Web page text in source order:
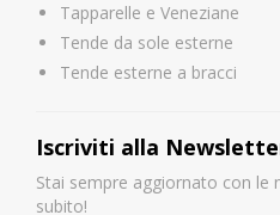
Tapparelle e Veneziane
Tende da sole esterne
Tende esterne a bracci
Iscriviti alla
Stai sempre aggiornato con le
subito!